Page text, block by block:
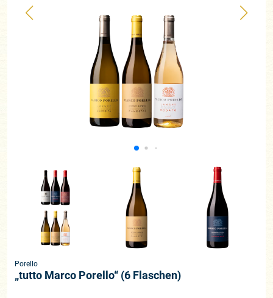
Porello
„tutto Marco Porello“ (6 Flaschen)